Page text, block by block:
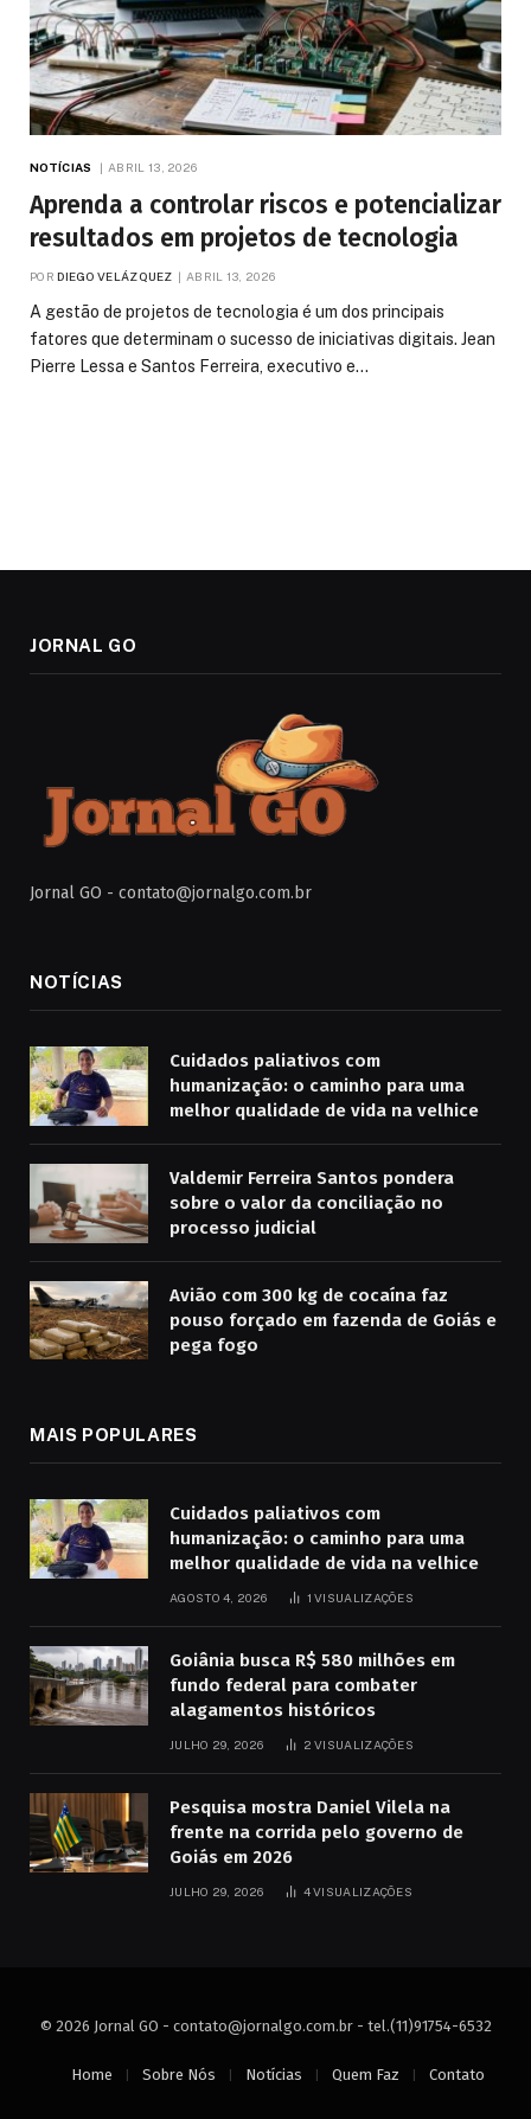
NOTÍCIAS ABRIL 13, 2026
Aprenda a controlar riscos e potencializar
resultados em projetos de tecnologia
POR DIEGO VELÁZQUEZ ABRIL 13, 2026
A gestão de projetos de tecnologia é um dos principais
fatores que determinam o sucesso de iniciativas digitais. Jean
Pierre Lessa e Santos Ferreira, executivo e…
JORNAL GO
Jornal GO - contato@jornalgo.com.br
NOTÍCIAS
Cuidados paliativos com
humanização: o caminho para uma
melhor qualidade de vida na velhice
Valdemir Ferreira Santos pondera
sobre o valor da conciliação no
processo judicial
Avião com 300 kg de cocaína faz
pouso forçado em fazenda de Goiás e
pega fogo
MAIS POPULARES
Cuidados paliativos com
humanização: o caminho para uma
melhor qualidade de vida na velhice
AGOSTO 4, 2026 1VISUALIZAÇÕES
Goiânia busca R$ 580 milhões em
fundo federal para combater
alagamentos históricos
JULHO 29, 2026 2VISUALIZAÇÕES
Pesquisa mostra Daniel Vilela na
frente na corrida pelo governo de
Goiás em 2026
JULHO 29, 2026 4VISUALIZAÇÕES
© 2026 Jornal GO - contato@jornalgo.com.br- tel.(11)91754-6532
Home Sobre Nós Notícias Quem Faz Contato